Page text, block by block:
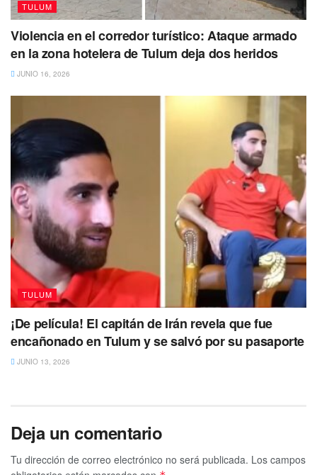
TULUM
Violencia en el corredor turístico: Ataque armado
en la zona hotelera de Tulum deja dos heridos
JUNIO 16, 2026
TULUM
¡De película! El capitán de Irán revela que fue
encañonado en Tulum y se salvó por su pasaporte
JUNIO 13, 2026
Deja un comentario
Tu dirección de correo electrónico no será publicada. Los campos